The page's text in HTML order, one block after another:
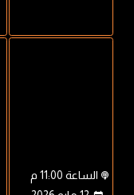
الساعة 11:00 م